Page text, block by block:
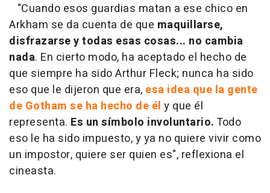
"Cuando esos guardias matan a ese chico en
Arkham se da cuenta de que maquillarse,
disfrazarse y todas esas cosas... no cambia
nada. En cierto modo, ha aceptado el hecho de
que siempre ha sido Arthur Fleck; nunca ha sido
eso que le dijeron que era, esa idea que la gente
de Gotham se ha hecho de él y que él
representa. Es un símbolo involuntario. Todo
eso le ha sido impuesto, y ya no quiere vivir como
un impostor, quiere ser quien es", reflexiona el
cineasta.